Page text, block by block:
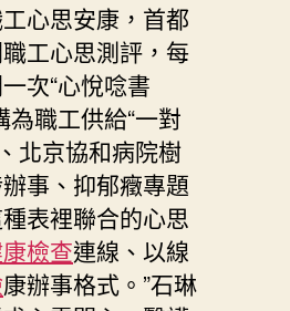
心思安康，首都
工心思測評，每
次“心悅唸書
職工供給“一對
北京協和病院樹
事、抑郁癥專題
表裡聯合的心思
檢查連線、以線
康辦事格式。”石琳